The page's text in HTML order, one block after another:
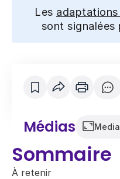
Les
sont signalées
Médias
Sommaire
À retenir